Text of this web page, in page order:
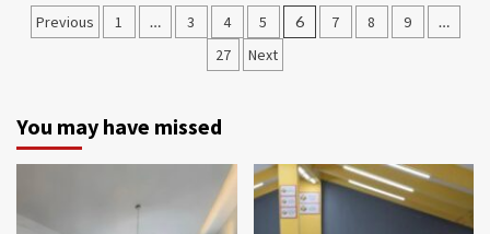
Yazı
Previous 1 … 3 4 5 6 7 8 9 …
27 Next
You may have missed